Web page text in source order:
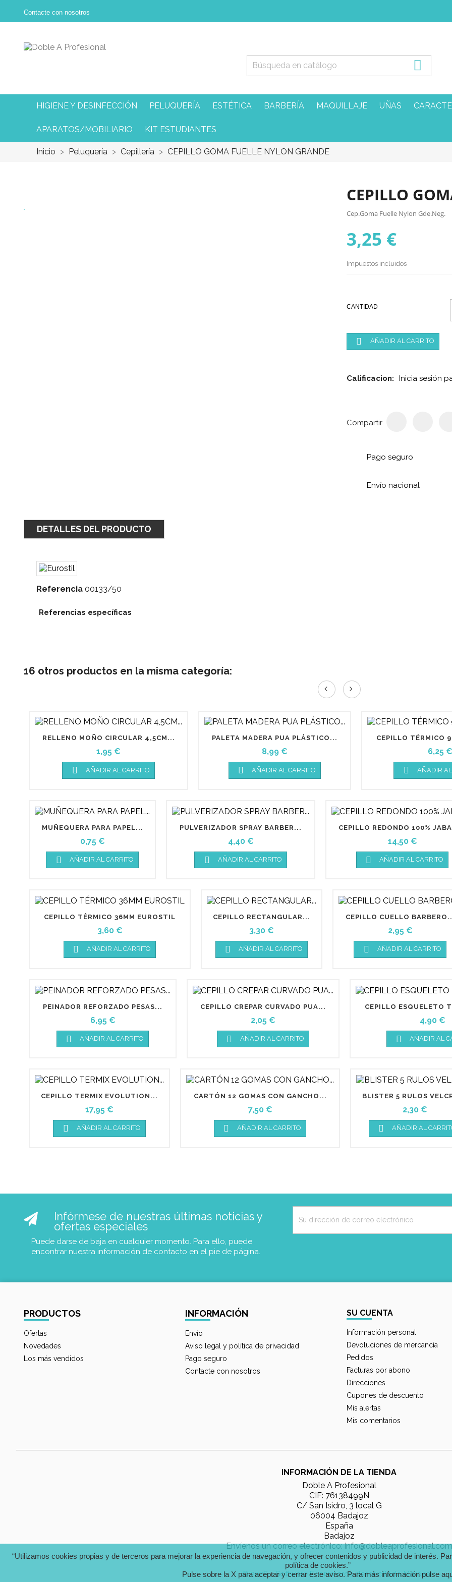
Contacte con nosotros

HIGIENE Y DESINFECCIÓN PELUQUERÍA ESTÉTICA BARBERÍA MAQUILLAJE UÑAS
APARATOS/MOBILIARIO KIT ESTUDIANTES
Inicio Peluquería Cepillería CEPILLO GOMA FUELLE NYLON GRANDE
CEPILLO
Cep.Goma Fuelle Nylon Gde.Neg.
3,25 €
Impuestos incluidos
CANTIDAD
 AÑADIR AL CARRITO
Calificacion: Inicia sesión
Compartir
Pago seguro
Envío nacional
DETALLES DEL PRODUCTO
Referencia 00133/50
Referencias específicas
16 otros productos en la misma categoría:
RELLENO MOÑO CIRCULAR 4,5CM...
Precio
1,95 €
 AÑADIR AL CARRITO
PALETA MADERA PUA PLÁSTICO...
Precio
8,99 €
 AÑADIR AL CARRITO
CEPILLO TÉRMICO
Precio
6,25 €
 AÑADIR
MUÑEQUERA PARA PAPEL...
Precio
0,75 €
 AÑADIR AL CARRITO
PULVERIZADOR SPRAY BARBER...
Precio
4,40 €
 AÑADIR AL CARRITO
CEPILLO REDONDO 100%
Precio
14,50 €
 AÑADIR AL CARRITO
CEPILLO TÉRMICO 36MM EUROSTIL
Precio
3,60 €
 AÑADIR AL CARRITO
CEPILLO RECTANGULAR...
Precio
3,30 €
 AÑADIR AL CARRITO
CEPILLO CUELLO
Precio
2,95 €
 AÑADIR AL CARRITO
PEINADOR REFORZADO PESAS...
Precio
6,95 €
 AÑADIR AL CARRITO
CEPILLO CREPAR CURVADO PUA...
Precio
2,05 €
 AÑADIR AL CARRITO
CEPILLO ESQUELETO
Precio
4,90 €
 AÑADIR AL
CEPILLO TERMIX EVOLUTION...
Precio
17,95 €
 AÑADIR AL CARRITO
CARTÓN 12 GOMAS CON GANCHO...
Precio
7,50 €
 AÑADIR AL CARRITO
BLISTER 5 RULOS
Precio
2,30 €
 AÑADIR AL
Infórmese de nuestras últimas noticias y
ofertas especiales
Puede darse de baja en cualquier momento. Para ello, puede
encontrar nuestra información de contacto en el pie de página.
PRODUCTOS
Ofertas
Novedades
Los más vendidos
INFORMACIÓN
Envío
Aviso legal y política de privacidad
Pago seguro
Contacte con nosotros
SU CUENTA
Información personal
Devoluciones de mercancía
Pedidos
Facturas por abono
Direcciones
Cupones de descuento
Mis alertas
Mis comentarios
INFORMACIÓN DE LA TIENDA
Doble A Profesional
CIF: 76138499N
C/ San Isidro, 3 local G
06004 Badajoz
España
Badajoz
Envíenos un correo electrónico:info@dobleaprofesional.com
“Utilizamos cookies propias y de terceros para mejorar la experiencia de navegación, y ofrecer contenidos y publicidad de interés.
política de cookies.”
Pulse sobre la X para aceptar y cerrar este aviso.Para más información pulse
© 2026 - Software Ecommerce desarrollado Mardesin